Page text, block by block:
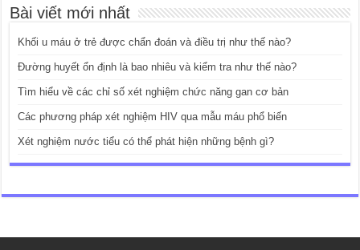
Bài viết mới nhất
Khối u máu ở trẻ được chẩn đoán và điều trị như thế nào?
Đường huyết ổn định là bao nhiêu và kiểm tra như thế nào?
Tìm hiểu về các chỉ số xét nghiệm chức năng gan cơ bản
Các phương pháp xét nghiệm HIV qua mẫu máu phổ biến
Xét nghiệm nước tiểu có thể phát hiện những bệnh gì?